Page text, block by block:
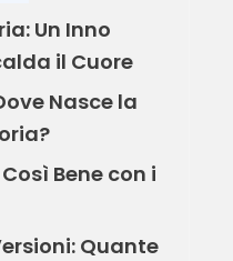
Un Inno
il Cuore
Nasce la
Bene con i
Quante